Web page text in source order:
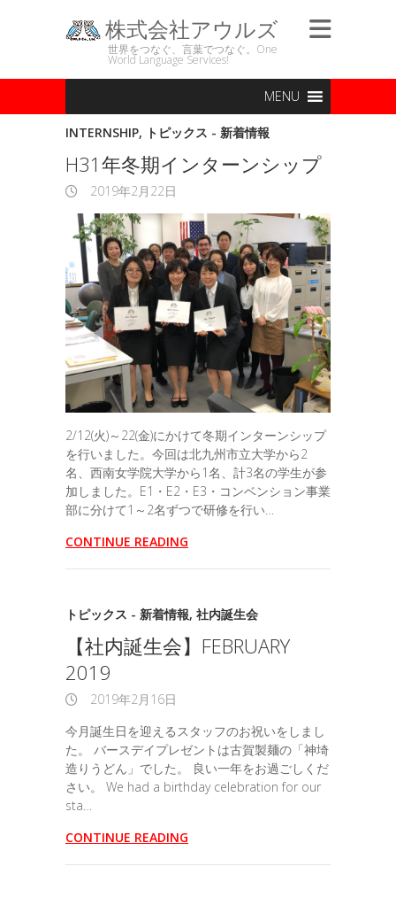
株式会社アウルズ
世界をつなぐ、言葉でつなぐ。One
World Language Services!
MENU
INTERNSHIP, トピックス - 新着情報
H31年冬期インターンシップ
2019年2月22日
2/12(火)～22(金)にかけて冬期インターンシップ
を行いました。今回は北九州市立大学から2
名、西南女学院大学から1名、計3名の学生が参
加しました。E1・E2・E3・コンベンション事業
部に分けて1～2名ずつで研修を行い…
CONTINUE READING
トピックス - 新着情報, 社内誕生会
【社内誕生会】FEBRUARY
2019
2019年2月16日
今月誕生日を迎えるスタッフのお祝いをしまし
た。 バースデイプレゼントは古賀製麺の「神埼
造りうどん」でした。 良い一年をお過ごしくだ
さい。 We had a birthday celebration for our
sta…
CONTINUE READING